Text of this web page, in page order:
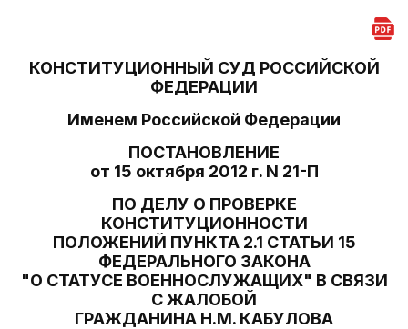
КОНСТИТУЦИОННЫЙ СУД РОССИЙСКОЙ
ФЕДЕРАЦИИ
Именем Российской Федерации
ПОСТАНОВЛЕНИЕ
от 15 октября 2012 г. N 21-П
ПО ДЕЛУ О ПРОВЕРКЕ
КОНСТИТУЦИОННОСТИ
ПОЛОЖЕНИЙ ПУНКТА 2.1 СТАТЬИ 15
ФЕДЕРАЛЬНОГО ЗАКОНА
"О СТАТУСЕ ВОЕННОСЛУЖАЩИХ" В СВЯЗИ
С ЖАЛОБОЙ
ГРАЖДАНИНА Н.М. КАБУЛОВА